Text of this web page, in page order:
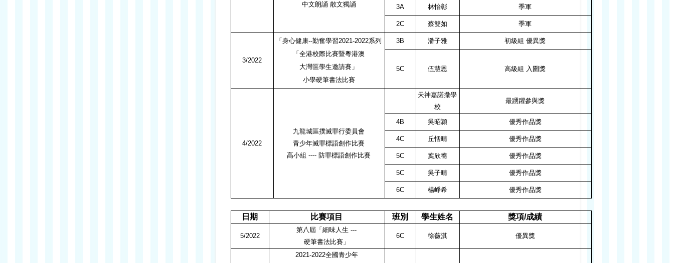
中文朗誦 散文獨誦
3A 林怡彰 季軍
2C 蔡雙如 季軍
3/2022
「身心健康--勤奮學習2021-2022系列
「全港校際比賽暨粵港澳
大灣區學生邀請賽」
小學硬筆書法比賽
3B 潘子雅 初級組 優異獎
5C 伍慧恩 高級組 入圍獎
4/2022
九龍城區撲滅罪行委員會
青少年滅罪標語創作比賽
高小組---- 防罪標語創作比賽
天神嘉諾撒學
校
最踴躍參與獎
4B 吳昭潁 優秀作品獎
4C 丘恬晴 優秀作品獎
5C 葉欣蕎 優秀作品獎
5C 吳子晴 優秀作品獎
6C 楊崢希 優秀作品獎
日期 比賽項目 班別 學生姓名 獎項/成績
5/2022
第八屆「細味人生 ---
硬筆書法比賽」
6C 徐薇淇 優異獎
2021-2022全國青少年